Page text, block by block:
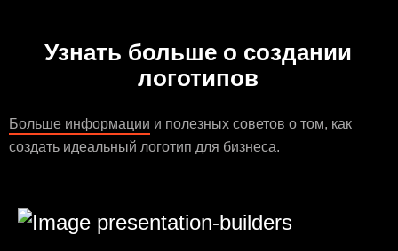
Узнать больше о создании
логотипов
Больше информации и полезных советов о том, как
создать идеальный логотип для бизнеса.